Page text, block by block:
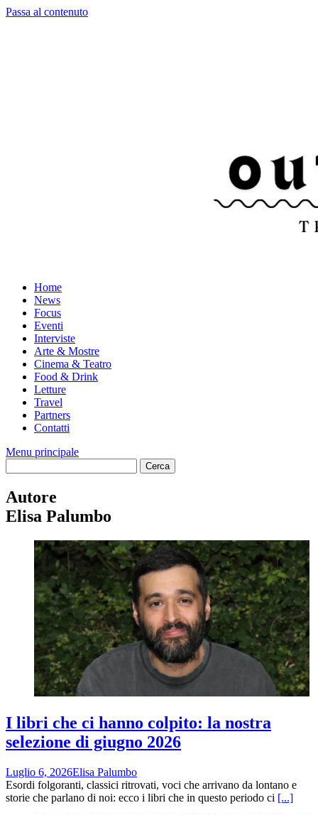
Passa al contenuto
Home
News
Focus
Eventi
Interviste
Arte & Mostre
Cinema & Teatro
Food & Drink
Letture
Travel
Partners
Contatti
Menu principale
Autore
Elisa Palumbo
I libri che ci hanno colpito: la nostra
selezione di giugno 2026
Luglio 6, 2026Elisa Palumbo
Esordi folgoranti, classici ritrovati, voci che arrivano da lontano e
storie che parlano di noi: ecco i libri che in questo periodo ci [...]